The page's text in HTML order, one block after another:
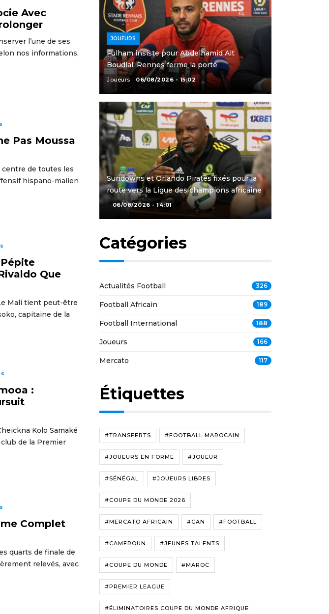
Avec
l’une de ses
nos informations,
Pas Moussa
centre de toutes les
hispano-malien
Que
Mali tient peut-être
capitaine de la
:
Kolo Samaké
club de la Premier
Complet
quarts de finale de
relevés, avec
JOUEURS
Fulham insiste pour Abdelhamid Ait
Boudlal, Rennes ferme la porte
Joueurs 06/08/2026 - 15:02
Sundowns et Orlando Pirates fixés pour la
route vers la Ligue des champions africaine
06/08/2026 - 14:01
Catégories
Actualités Football 326
Football Africain 189
Football International 188
Joueurs 166
Mercato 117
Étiquettes
#TRANSFERTS #FOOTBALL MAROCAIN
#JOUEURS EN FORME #JOUEUR
#SÉNÉGAL #JOUEURS LIBRES
#COUPE DU MONDE 2026
#MERCATO AFRICAIN #CAN #FOOTBALL
#CAMEROUN #JEUNES TALENTS
#COUPE DU MONDE #MAROC
#PREMIER LEAGUE
#ÉLIMINATOIRES COUPE DU MONDE AFRIQUE